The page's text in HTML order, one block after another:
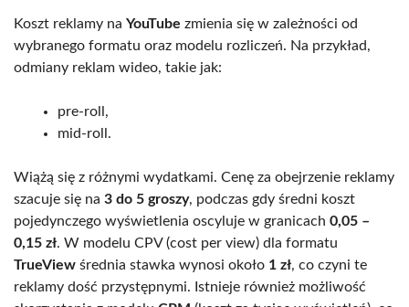
Koszt reklamy na YouTube zmienia się w zależności od
wybranego formatu oraz modelu rozliczeń. Na przykład,
odmiany reklam wideo, takie jak:
pre-roll,
mid-roll.
Wiążą się z różnymi wydatkami. Cenę za obejrzenie reklamy
szacuje się na 3 do 5 groszy, podczas gdy średni koszt
pojedynczego wyświetlenia oscyluje w granicach 0,05 –
0,15 zł. W modelu CPV (cost per view) dla formatu
TrueView średnia stawka wynosi około 1 zł, co czyni te
reklamy dość przystępnymi. Istnieje również możliwość